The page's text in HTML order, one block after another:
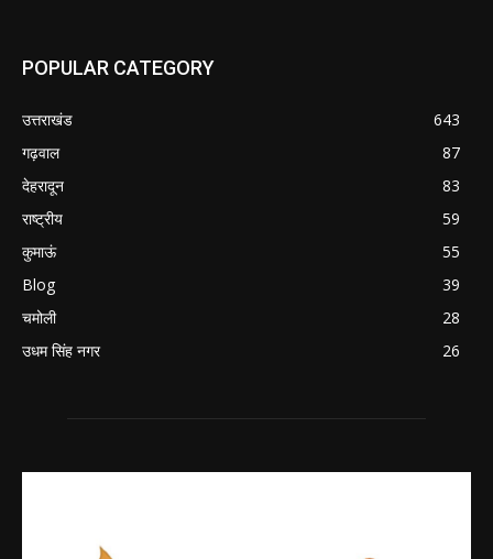
POPULAR CATEGORY
उत्तराखंड
643
गढ़वाल
87
देहरादून
83
राष्ट्रीय
59
कुमाऊं
55
Blog
39
चमोली
28
उधम सिंह नगर
26